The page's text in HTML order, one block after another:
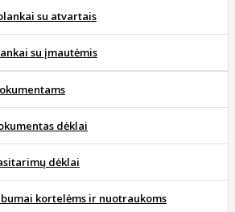
su atvartais
su įmautėmis
dėklai
dėklai
kortelėms ir nuotraukoms